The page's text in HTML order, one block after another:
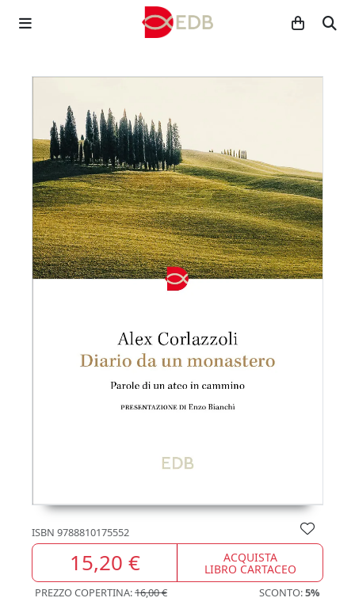
ISBN 9788810175552
15,20 € ACQUISTA
LIBRO CARTACEO
PREZZO COPERTINA:16,00 € SCONTO:5%